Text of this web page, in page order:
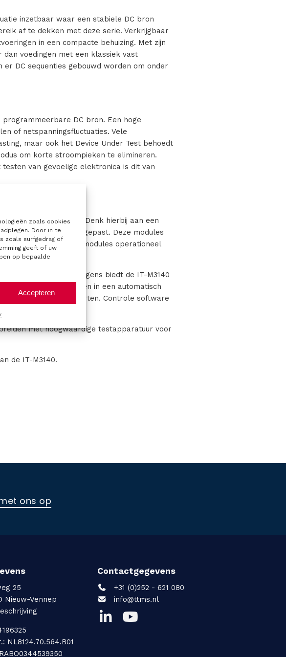
zoals cookies
Door in te
zoals surfgedrag of
geeft of uw
op bepaalde
Accepteren
inzetbaar waar een stabiele DC bron
af te dekken met deze serie. Verkrijgbaar
in een compacte behuizing. Met zijn
voedingen met een klassiek vast
DC sequenties gebouwd worden om onder
DC bron. Een hoge
of netspanningsfluctuaties. Vele
maar ook het Device Under Test behoedt
om korte stroompieken te elimineren.
van gevoelige elektronica is dit van
in te zetten. Denk hierbij aan een
worden toegepast. Deze modules
DC limieten de modules operationeel
voor elektrische wagens biedt de IT-M3140
voeding te integreren in een automatisch
communicatiepoorten. Controle software
met hoogwaardige testapparatuur voor
de IT-M3140.
ons op
25
Nieuw-Vennep
NL8124.70.564.B01
Contactgegevens
+31 (0)252 - 621 080
info@ttms.nl